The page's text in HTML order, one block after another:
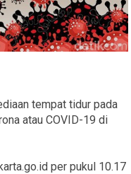
tempat tidur pada
atau COVID-19 di
per pukul 10.17